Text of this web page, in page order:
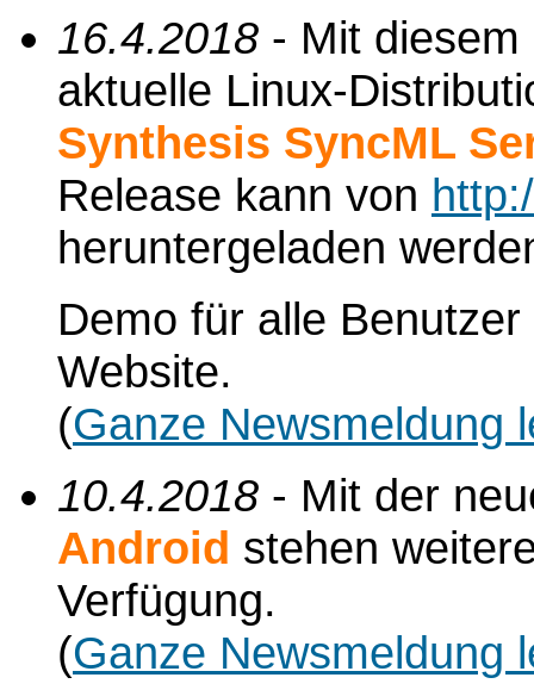
16.4.2018 - Mit diesem
aktuelle Linux-
Synthesis SyncML
Release kann von
heruntergeladen
Demo für alle
Website.
(Ganze Newsmeldung
10.4.2018 - Mit der
Android stehen
Verfügung.
(Ganze Newsmeldung